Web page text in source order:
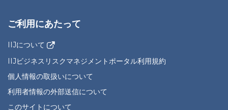
ご利用にあたって
IIJについて
IIJビジネスリスクマネジメントポータル利用規約
個人情報の取扱いについて
利用者情報の外部送信について
このサイトについて